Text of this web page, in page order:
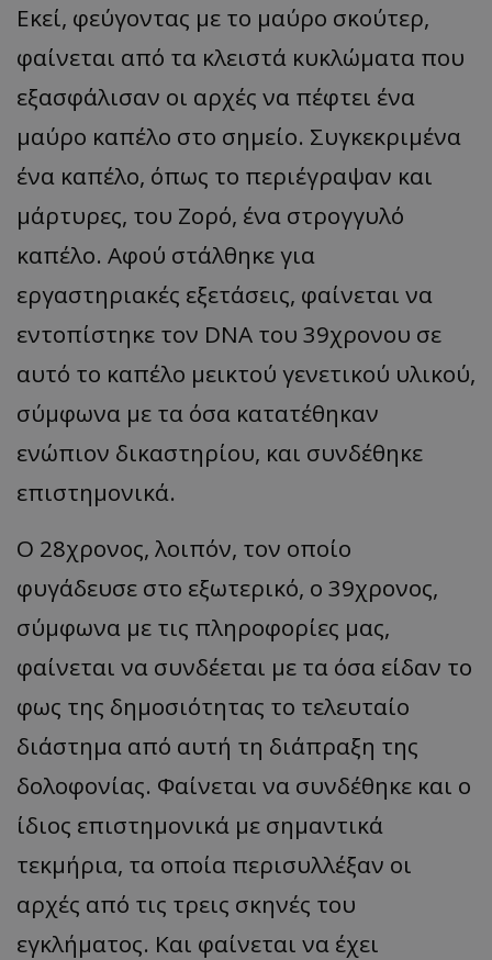
Εκεί, φεύγοντας με το μαύρο σκούτερ,
φαίνεται από τα κλειστά κυκλώματα που
εξασφάλισαν οι αρχές να πέφτει ένα
μαύρο καπέλο στο σημείο. Συγκεκριμένα
ένα καπέλο, όπως το περιέγραψαν και
μάρτυρες, του Ζορό, ένα στρογγυλό
καπέλο. Αφού στάλθηκε για
εργαστηριακές εξετάσεις, φαίνεται να
εντοπίστηκε τον DNA του 39χρονου σε
αυτό το καπέλο μεικτού γενετικού υλικού,
σύμφωνα με τα όσα κατατέθηκαν
ενώπιον δικαστηρίου, και συνδέθηκε
επιστημονικά.
Ο 28χρονος, λοιπόν, τον οποίο
φυγάδευσε στο εξωτερικό, ο 39χρονος,
σύμφωνα με τις πληροφορίες μας,
φαίνεται να συνδέεται με τα όσα είδαν το
φως της δημοσιότητας το τελευταίο
διάστημα από αυτή τη διάπραξη της
δολοφονίας. Φαίνεται να συνδέθηκε και ο
ίδιος επιστημονικά με σημαντικά
τεκμήρια, τα οποία περισυλλέξαν οι
αρχές από τις τρεις σκηνές του
εγκλήματος. Και φαίνεται να έχει